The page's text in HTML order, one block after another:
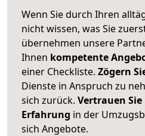
Wenn Sie durch Ihren
nicht wissen, was Sie
übernehmen unsere
Ihnen kompetente
einer Checkliste. Zögern
Dienste in Anspruch zu
sich zurück. Vertrauen Sie
Erfahrung in der
sich Angebote.